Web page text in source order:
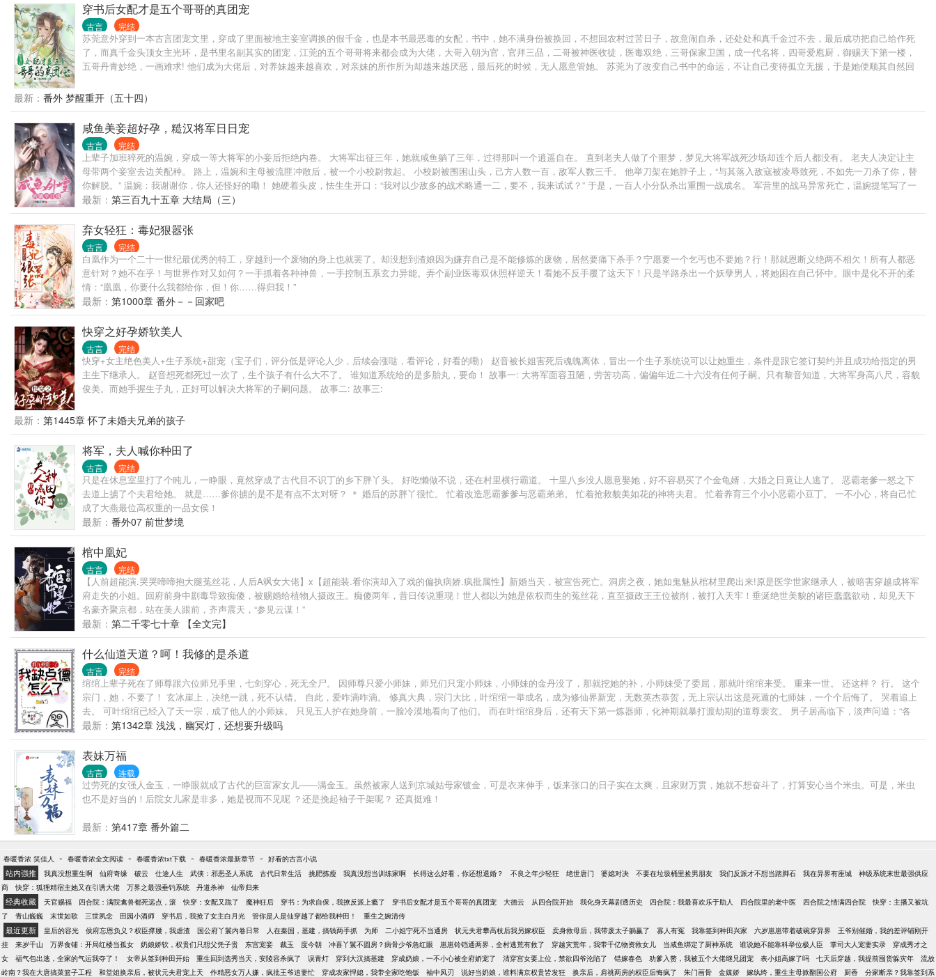
穿书后女配才是五个哥哥的真团宠
古言 完结
苏莞意外穿到一本古言团宠文里，穿成了里面被地主妾室调换的假千金，也是本书最恶毒的女配，书中，她不满身份被换回，不想回农村过苦日子，故意闹自杀，还处处和真千金过不去，最后成功把自己给作死
了，而真千金头顶女主光环，是书里名副其实的团宠，江莞的五个哥哥将来都会成为大佬，大哥入朝为官，官拜三品，二哥被神医收徒，医毒双绝，三哥保家卫国，成一代名将，四哥爱庖厨，御赐天下第一楼，
五哥丹青妙绝，一画难求! 他们成为大佬后，对养妹越来越喜欢，对亲妹的所作所为却越来越厌恶，最后死的时候，无人愿意管她。 苏莞为了改变自己书中的命运，不让自己变得孤立无援，于是她便顺其自然回
小奶狗对苏莞各种装可怜扮无辜，实际上他是个不折不扣的大黑芝麻汤圆。 一开始苏莞还假矜持，最后实在受不了他的美颜暴击，然后……斯哈斯哈
最新： 番外 梦醒重开（五十四）
咸鱼美妾超好孕，糙汉将军日日宠
古言 完结
上辈子加班猝死的温婉，穿成一等大将军的小妾后拒绝内卷。 大将军出征三年，她就咸鱼躺了三年，过得那叫一个逍遥自在。 直到老夫人做了个噩梦，梦见大将军战死沙场却连个后人都没有。 老夫人决定让主
母带两个妾室去边关配种。 路上，温婉和主母被流匪冲散后，被一个小校尉救起。 小校尉被围困山头，己方人数一百，敌军人数三千。 他举刀架在她脖子上，“与其落入敌寇被凌辱致死，不如先一刀杀了你，替
你解脱。” 温婉：我谢谢你，你人还怪好的嘞！ 她硬着头皮，怯生生开口：“我对以少敌多的战术略通一二，要不，我来试试？” 于是，一百人小分队杀出重围一战成名。 军营里的战马异常死亡，温婉提笔写了一
篇，一年就让战马数量翻了一番。 某日，温婉成功撩到小校尉后，撂下豪言壮语。 “你等着，我回去就把家里那个夫君给休了，回头我拿着他的钱来养你，让你过神仙日子！” 后来，温婉发现她要休的夫君，就是
那小校尉…… 大将军似笑非笑，“听说……你要休了我？” 温婉：“……”
最新： 第三百九十五章 大结局（三）
弃女轻狂：毒妃狠嚣张
古言 完结
白凰作为一个二十一世纪最优秀的特工，穿越到一个废物的身上也就罢了。却没想到渣娘因为嫌弃自己是不能修炼的废物，居然要痛下杀手？宁愿要一个乞丐也不要她？行！那就恩断义绝两不相欠！所有人都恶
意针对？她不在乎！与世界作对又如何？一手抓着各种神兽，一手控制五系玄力异能。弄个副业医毒双休照样逆天！看她不反手覆了这天下！只是半路杀出一个妖孽男人，将她困在自己怀中。眼中是化不开的柔
情：“凰凰，你要什么我都给你，但！你……得归我！”
最新： 第1000章 番外－－回家吧
快穿之好孕娇软美人
古言 完结
快穿+女主绝色美人+生子系统+甜宠（宝子们，评分低是评论人少，后续会涨哒，看评论，好看的嘞） 赵音被长姐害死后魂魄离体，冒出一个生子系统说可以让她重生，条件是跟它签订契约并且成功给指定的男
主生下继承人。 赵音想死都死过一次了，生个孩子有什么大不了。 谁知道系统给的是多胎丸，要命！ 故事一: 大将军面容丑陋，劳苦功高，偏偏年近二十六没有任何子嗣。只有黎音知道，大将军身高八尺，容貌
俊美。而她手握生子丸，正好可以解决大将军的子嗣问题。 故事二: 故事三:
最新： 第1445章 怀了未婚夫兄弟的孩子
将军，夫人喊你种田了
古言 完结
只是在休息室里打了个盹儿，一睁眼，竟然穿成了古代目不识丁的乡下胖丫头。 好吃懒做不说，还在村里横行霸道。 十里八乡没人愿意娶她，好不容易买了个金龟婿，大婚之日竟让人逃了。 恶霸老爹一怒之下
去道上掳了个夫君给她。 就是……爹你掳的是不是有点不太对呀？ ＊ 婚后的苏胖丫很忙。 忙着改造恶霸爹爹与恶霸弟弟。 忙着抢救貌美如花的神将夫君。 忙着养育三个小小恶霸小豆丁。 一不小心，将自己忙
成了大燕最位高权重的一品女侯！
最新： 番外07 前世梦境
棺中凰妃
古言 完结
【人前超能演.哭哭啼啼抱大腿菟丝花，人后A飒女大佬】x【超能装.看你演却入了戏的偏执病娇.疯批属性】新婚当天，被宣告死亡。洞房之夜，她如鬼魅从棺材里爬出来!原是医学世家继承人，被暗害穿越成将军
府走失的小姐。回府前身中剧毒导致痴傻，被赐婚给植物人摄政王。痴傻两年，昔日传说重现！世人都以为她是依权而生的菟丝花，直至摄政王王位被削，被打入天牢！垂涎绝世美貌的诸臣蠢蠢欲动，却见天下
名豪齐聚京都，站在美人跟前，齐声震天，“参见云谋！”
最新： 第二千零七十章 【全文完】
什么仙道天道？呵！我修的是杀道
古言 完结
绾绾上辈子死在了师尊跟六位师兄手里，七剑穿心，死无全尸。 因师尊只爱小师妹，师兄们只宠小师妹，小师妹的金丹没了，那就挖她的补，小师妹受了委屈，那就叶绾绾来受。 重来一世。 还这样？ 行。 这个
宗门，她，不要了！ 玄冰崖上，决绝一跳，死不认错。 自此，爱咋滴咋滴。 修真大典，宗门大比，叶绾绾一举成名，成为修仙界新宠，无数英杰恭贺，无上宗认出这是死遁的七师妹，一个个后悔了。 哭着追上
去。 可叶绾绾已经入了天一宗，成了他人的小师妹。 只见五人护在她身前，一脸冷漠地看向了他们。 而在叶绾绾身后，还有天下第一炼器师，化神期就暴打渡劫期的道尊裴玄。 男子居高临下，淡声问道：“各
位，找我弟子有事？” 众人面如死灰。 …… 重生一世进了天一宗的叶绾绾发现。 这不就是上一辈子被灭门的邪修之派吗？ 因屠城被五马分尸的大师兄。 被爱侣挖心挖肺掏出灵根，死无丧身之地的二师姐。 为护
山门毒到八座宗门被打碎经脉，砍下头颅的三师兄。 而小师弟，更有些眼熟。 上辈子与她一起带领魔族大军，灭了所有宗门的天渊魔尊，跟他长了一张一模一样的脸。 沈南舟：“……小师妹，我们上辈子是不是
见过？” 叶绾绾：很好，她找到组织了。
最新： 第1342章 浅浅，幽冥灯，还想要升级吗
表妹万福
古言 连载
过劳死的女强人金玉，一睁眼就成了古代的巨富家女儿——满金玉。虽然被家人送到京城姑母家镀金，可是衣来伸手，饭来张口的日子实在太爽，且家财万贯，她就不想奋斗了，打算安心当个米虫。可是，米虫
也不是好当的！后院女儿家是非多，她是视而不见呢 ？还是挽起袖子干架呢？ 还真挺难！
最新： 第417章 番外篇二
春暖香浓 笑佳人 - 春暖香浓全文阅读 - 春暖香浓txt下载 - 春暖香浓最新章节 - 好看的古言小说
站内强推 我真没想重生啊 仙府奇缘 破云 仕途人生 武侠：邪恶圣人系统 古代日常生活 挑肥拣瘦 我真没想当训练家啊 长得这么好看，你还想退婚？ 不良之年少轻狂 绝世唐门 婆媳对决 不要在垃圾桶里捡男朋友 我们反派才不想当踏脚石 我在异界有座城
神级系统末世最强供应
商
快穿：狐狸精宿主她又在引诱大佬 万界之最强垂钓系统 丹道杀神 仙帝归来
经典收藏 天官赐福 四合院：满院禽兽都死远点，滚 快穿：女配又跪了 魔神狂后 穿书：为求自保，我撩反派上瘾了 穿书后女配才是五个哥哥的真团宠 大德云 从四合院开始 我化身天幕剧透历史 四合院：我最喜欢乐于助人 四合院里的老中医 四合院之情满四合院
快穿：主播又被坑
了
青山巍巍 末世如歌 三世夙念 田园小酒师 穿书后，我抢了女主白月光 管你是人是仙穿越了都给我种田！ 重生之婉清传
最近更新 皇后的容光 侯府忘恩负义？权臣撑腰，我虐渣 国公府丫鬟内卷日常 人在秦国，基建，搞钱两手抓 为师 二小姐宁死不当通房 状元夫君攀高枝后我另嫁权臣 卖身救母后，我带废太子躺赢了 寡人有冤 我靠签到种田兴家 六岁崽崽带着破碗穿异界
王爷别催婚，我的差评铺刚开
挂
来岁千山 万界食铺：开局红楼当孤女 奶娘娇软，权贵们只想父凭子贵 东宫宠妾 裁玉 度今朝 冲喜丫鬟不圆房？病骨少爷急红眼 崽崽铃铛通两界，全村逃荒有救了 穿越灾荒年，我带千亿物资救女儿 当咸鱼绑定了厨神系统 谁说她不能靠科举位极人臣 掌司大人宠妻实录
穿成秀才之
女
福气包出逃，全家的气运我夺了！ 女帝从签到种田开始 重生回到选秀当天，安陵容杀疯了 误青灯 穿到大汉搞基建 穿成奶娘，一不小心被全府娇宠了 清穿宫女要上位，禁欲四爷沦陷了 错嫁春色 劝爹入赘，我被五个大佬继兄团宠 表小姐高嫁了吗 七天后穿越，我提前囤货躲灾年
流放
岭南？我在大唐搞菜篮子工程
和堂姐换亲后，被状元夫君宠上天 作精恶女万人嫌，疯批王爷追妻忙 穿成农家悍媳，我带全家吃饱饭 袖中凤刃 说好当奶娘，谁料满京权贵皆发狂 换亲后，肩祧两房的权臣后悔疯了 朱门画骨 金媒娇 嫁纨绔，重生主母掀翻国公府 厨香 分家断亲？我靠签到系